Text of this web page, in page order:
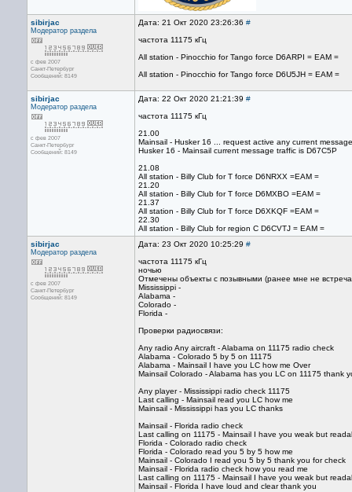
sibirjac
Модератор раздела
с фев 2007
Санкт-Петербург
Сообщений: 8149
Дата: 21 Окт 2020 23:26:36 #
частота 11175 кГц
All station - Pinocchio for Tango force D6ARPI = EAM =
All station - Pinocchio for Tango force D6U5JH = EAM =
sibirjac
Модератор раздела
с фев 2007
Санкт-Петербург
Сообщений: 8149
Дата: 22 Окт 2020 21:21:39 #
частота 11175 кГц
21.00
Mainsail - Husker 16 ... request active any current
Husker 16 - Mainsail current message traffic is D67C5P
21.08
All station - Billy Club for T force D6NRXX =EAM =
21.20
All station - Billy Club for T force D6MXBO =EAM =
21.37
All station - Billy Club for T force D6XKQF =EAM =
22.30
All station - Billy Club for region C D6CVTJ = EAM =
sibirjac
Модератор раздела
с фев 2007
Санкт-Петербург
Сообщений: 8149
Дата: 23 Окт 2020 10:25:29 #
частота 11175 кГц
ночью
Отмечены объекты с позывными (ранее мне не
Mississippi -
Alabama -
Colorado -
Florida -
Проверки радиосвязи:
Any radio Any aircraft - Alabama on 11175 radio check
Alabama - Colorado 5 by 5 on 11175
Alabama - Mainsail I have you LC how me Over
Mainsail Colorado - Alabama has you LC on 11175 thank
Any player - Mississippi radio check 11175
Last calling - Mainsail read you LC how me
Mainsail - Mississippi has you LC thanks
Mainsail - Florida radio check
Last calling on 11175 - Mainsail I have you weak but
Florida - Colorado radio check
Florida - Colorado read you 5 by 5 how me
Mainsail - Colorado I read you 5 by 5 thank you for check
Mainsail - Florida radio check how you read me
Last calling on 11175 - Mainsail I have you weak but
Mainsail - Florida I have loud and clear thank you